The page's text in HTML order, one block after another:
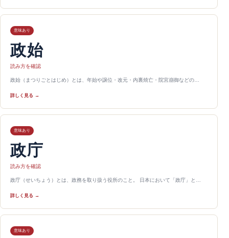
意味あり
政始
読み方を確認
政始（まつりごとはじめ）とは、年始や譲位・改元・内裏焼亡・院宮崩御などの…
詳しく見る →
意味あり
政庁
読み方を確認
政庁（せいちょう）とは、政務を取り扱う役所のこと。 日本において「政庁」と…
詳しく見る →
意味あり